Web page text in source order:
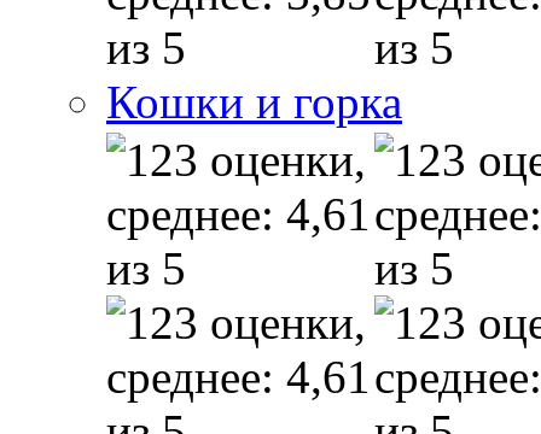
Кошки и горка